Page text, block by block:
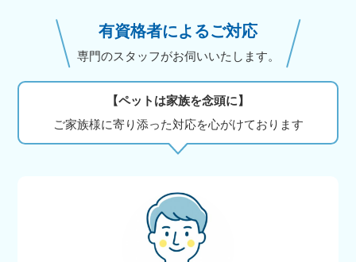
有資格者によるご対応
専門のスタッフがお伺いいたします。
【ペットは家族を念頭に】
ご家族様に寄り添った対応を心がけております